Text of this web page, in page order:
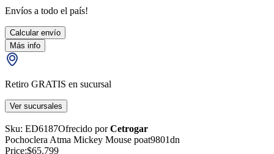
Envíos a todo el país!
Calcular envío
Más info
Retiro GRATIS en sucursal
Ver sucursales
Sku: ED6187Ofrecido porCetrogar
Pochoclera Atma Mickey Mouse poat9801dn
Price:$65.799